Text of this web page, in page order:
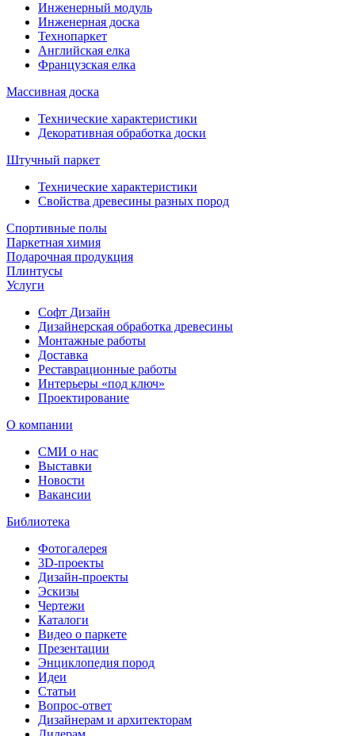
Инженерный модуль
Инженерная доска
Технопаркет
Английская елка
Французская елка
Массивная доска
Технические характеристики
Декоративная обработка доски
Штучный паркет
Технические характеристики
Свойства древесины разных пород
Спортивные полы
Паркетная химия
Подарочная продукция
Плинтусы
Услуги
Софт Дизайн
Дизайнерская обработка древесины
Монтажные работы
Доставка
Реставрационные работы
Интерьеры «под ключ»
Проектирование
О компании
СМИ о нас
Выставки
Новости
Вакансии
Библиотека
Фотогалерея
3D-проекты
Дизайн-проекты
Эскизы
Чертежи
Каталоги
Видео о паркете
Презентации
Энциклопедия пород
Идеи
Статьи
Вопрос-ответ
Дизайнерам и архитекторам